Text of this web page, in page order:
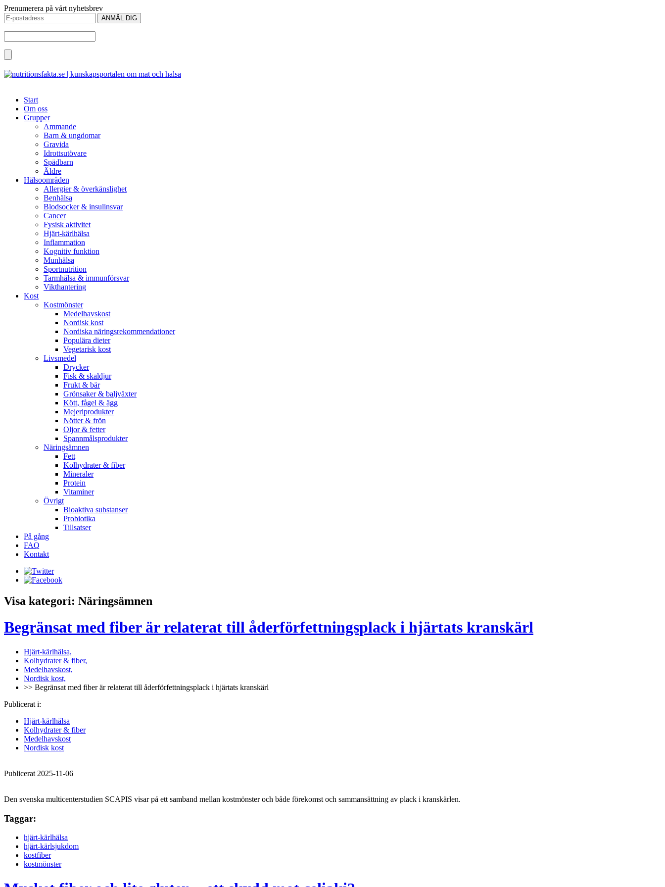
Prenumerera på vårt nyhetsbrev
Start
Om oss
Grupper
Ammande
Barn & ungdomar
Gravida
Idrottsutövare
Spädbarn
Äldre
Hälsoområden
Allergier & överkänslighet
Benhälsa
Blodsocker & insulinsvar
Cancer
Fysisk aktivitet
Hjärt-kärlhälsa
Inflammation
Kognitiv funktion
Munhälsa
Sportnutrition
Tarmhälsa & immunförsvar
Vikthantering
Kost
Kostmönster
Medelhavskost
Nordisk kost
Nordiska näringsrekommendationer
Populära dieter
Vegetarisk kost
Livsmedel
Drycker
Fisk & skaldjur
Frukt & bär
Grönsaker & baljväxter
Kött, fågel & ägg
Mejeriprodukter
Nötter & frön
Oljor & fetter
Spannmålsprodukter
Näringsämnen
Fett
Kolhydrater & fiber
Mineraler
Protein
Vitaminer
Övrigt
Bioaktiva substanser
Probiotika
Tillsatser
På gång
FAQ
Kontakt
Visa kategori: Näringsämnen
Begränsat med fiber är relaterat till åderförfettningsplack i hjärtats kranskärl
Hjärt-kärlhälsa,
Kolhydrater & fiber,
Medelhavskost,
Nordisk kost,
>> Begränsat med fiber är relaterat till åderförfettningsplack i hjärtats kranskärl
Publicerat i:
Hjärt-kärlhälsa
Kolhydrater & fiber
Medelhavskost
Nordisk kost
Publicerat 2025-11-06
Den svenska multicenterstudien SCAPIS visar på ett samband mellan kostmönster och både förekomst och sammansättning av plack i kranskärlen.
Taggar:
hjärt-kärlhälsa
hjärt-kärlsjukdom
kostfiber
kostmönster